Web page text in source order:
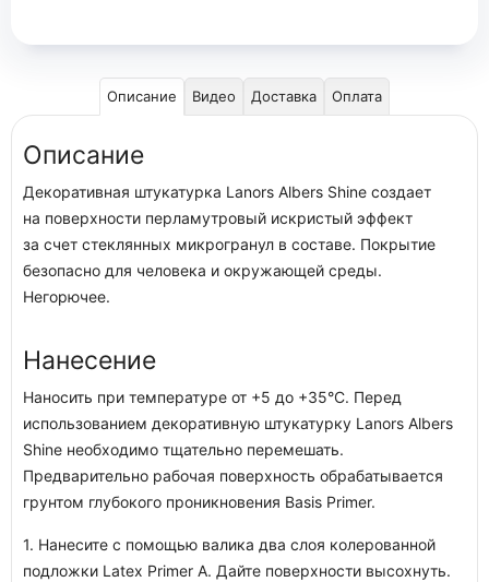
Описание Видео Доставка Оплата
Описание
Декоративная штукатурка Lanors Albers Shine создает
на поверхности перламутровый искристый эффект
за счет стеклянных микрогранул в составе. Покрытие
безопасно для человека и окружающей среды.
Негорючее.
Нанесение
Наносить при температуре от +5 до +35°С. Перед
использованием декоративную штукатурку Lanors Albers
Shine необходимо тщательно перемешать.
Предварительно рабочая поверхность обрабатывается
грунтом глубокого проникновения Basis Primer.
1. Нанесите с помощью валика два слоя колерованной
подложки Latex Primer A. Дайте поверхности высохнуть.